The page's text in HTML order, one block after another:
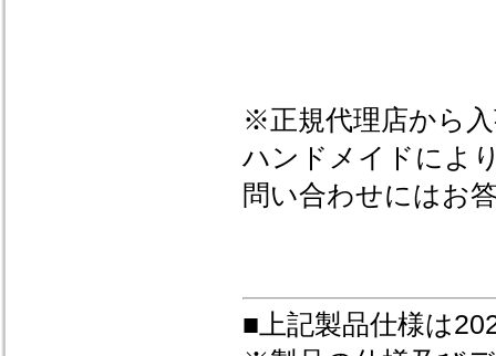
※正規代理店から
ハンドメイドによ
問い合わせにはお
■上記製品仕様は